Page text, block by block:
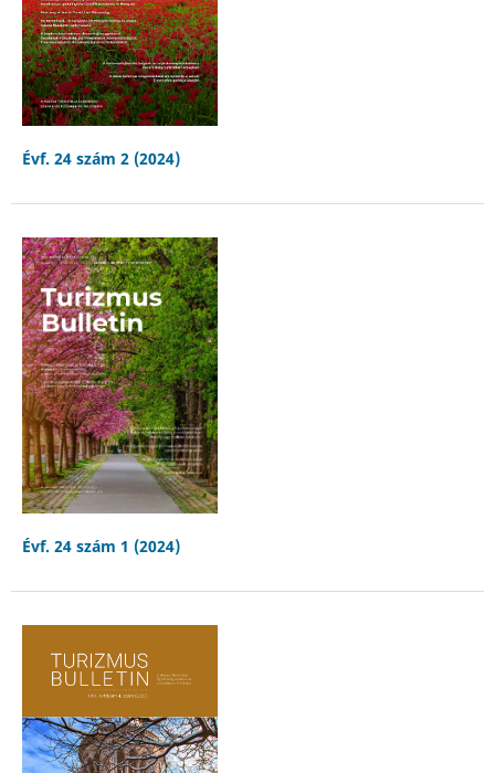
Évf. 24 szám 2 (2024)
Évf. 24 szám 1 (2024)